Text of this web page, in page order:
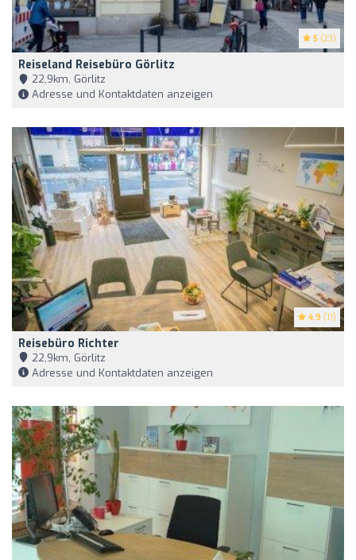
5 (23)
Reiseland Reisebüro Görlitz
22,9km, Görlitz
Adresse und Kontaktdaten anzeigen
4.9 (11)
Reisebüro Richter
22,9km, Görlitz
Adresse und Kontaktdaten anzeigen